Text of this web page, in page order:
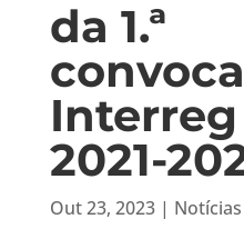
da 1.ª
Interreg
2021-
Out 23, 2023| Notícias